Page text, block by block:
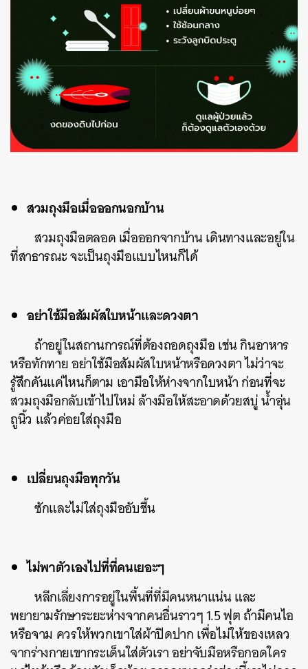
สวมถุงมือเมื่อออกนอกบ้าน
สวมถุงมือตลอด เมื่อออกจากบ้าน เดินทางและอยู่ใน
ที่สาธารณะ จะเป็นถุงมือแบบไหนก็ได้
อย่าใช้มือสัมผัสใบหน้าและดวงตา
ถ้าอยู่ในสถานการณ์ที่ต้องถอดถุงมือ เช่น กินอาหาร
หรือทักทาย อย่าใช้มือสัมผัสใบหน้าหรือดวงตา ไม่ว่าจะ
รู้สึกคันแค่ไหนก็ตาม เอามือให้ห่างจากใบหน้า ก่อนที่จะ
สวมถุงมือกลับเข้าไปใหม่ ล้างมือให้สะอาดด้วยสบู่ น้ำอุ่น
ถูนิ้ว แล้วค่อยใส่ถุงมือ
เปลี่ยนถุงมือทุกวัน
ซักและไม่ใส่ถุงมืออับชื้น
ไม่พาตัวเองไปที่ที่คนเยอะๆ
หลีกเลี่ยงการอยู่ในพื้นที่ที่มีคนหนาแน่น และ
พยายามรักษาระยะห่างจากคนอื่นราวๆ 1.5 ฟุต ถ้ามีคนไอ
หรือจาม ควรให้พวกเขาใส่ผ้าปิดปาก เพื่อไม่ให้ของเหลว
จากร่างกายเขากระเด็นใส่ตัวเรา อย่าจับมือหรือกอดใคร